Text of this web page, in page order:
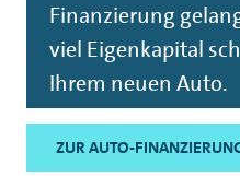
Finanzierung
viel Eigenkapital
Ihrem neuen Auto.
ZUR AUTO-